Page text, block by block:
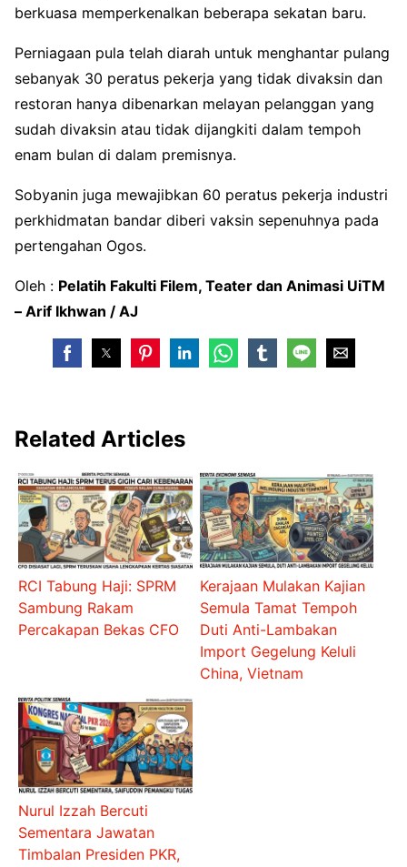
berkuasa memperkenalkan beberapa sekatan baru.
Perniagaan pula telah diarah untuk menghantar pulang
sebanyak 30 peratus pekerja yang tidak divaksin dan
restoran hanya dibenarkan melayan pelanggan yang
sudah divaksin atau tidak dijangkiti dalam tempoh
enam bulan di dalam premisnya.
Sobyanin juga mewajibkan 60 peratus pekerja industri
perkhidmatan bandar diberi vaksin sepenuhnya pada
pertengahan Ogos.
Oleh : Pelatih Fakulti Filem, Teater dan Animasi UiTM
– Arif Ikhwan / AJ
Related Articles
RCI Tabung Haji: SPRM
Sambung Rakam
Percakapan Bekas CFO
Kerajaan Mulakan Kajian
Semula Tamat Tempoh
Duti Anti-Lambakan
Import Gegelung Keluli
China, Vietnam
Nurul Izzah Bercuti
Sementara Jawatan
Timbalan Presiden PKR,